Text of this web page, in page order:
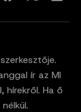
ír az MI
hírekről. Ha ő